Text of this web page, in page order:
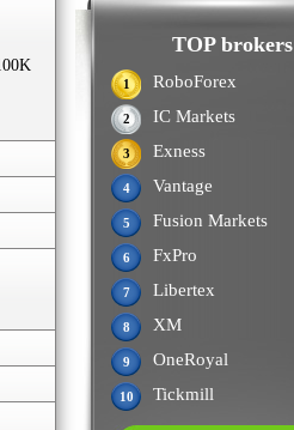
TOP brokers
1 RoboForex
2 IC Markets
3 Exness
4 Vantage
5 Fusion Markets
6 FxPro
7 Libertex
8 XM
9 OneRoyal
10 Tickmill